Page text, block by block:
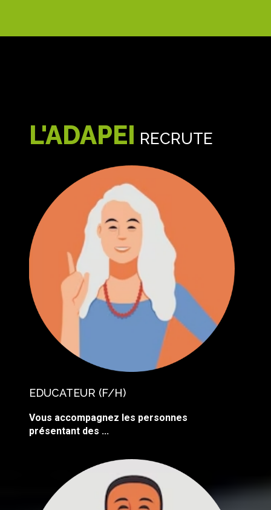
L'ADAPEI RECRUTE
EDUCATEUR (F/H)
Vous accompagnez les personnes
présentant des ...